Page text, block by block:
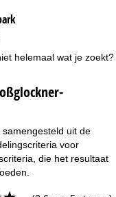
helemaal wat je zoekt?
uit de
voor
die het resultaat